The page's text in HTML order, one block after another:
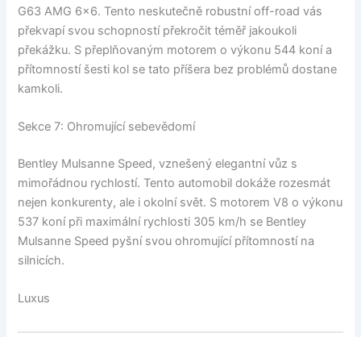
G63 AMG 6×6. Tento neskutečně robustní off-road vás
překvapí svou schopností překročit téměř jakoukoli
překážku. S přeplňovaným motorem o výkonu 544 koní a
přítomností šesti kol se tato příšera bez problémů dostane
kamkoli.
Sekce 7: Ohromující sebevědomí
Bentley Mulsanne Speed, vznešený elegantní vůz s
mimořádnou rychlostí. Tento automobil dokáže rozesmát
nejen konkurenty, ale i okolní svět. S motorem V8 o výkonu
537 koní při maximální rychlosti 305 km/h se Bentley
Mulsanne Speed pyšní svou ohromující přítomností na
silnicích.
Luxus